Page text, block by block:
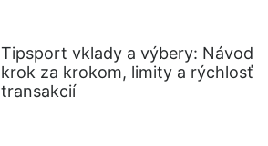
Tipsport vklady a výbery: Návod
krok za krokom, limity a rýchlosť
transakcií